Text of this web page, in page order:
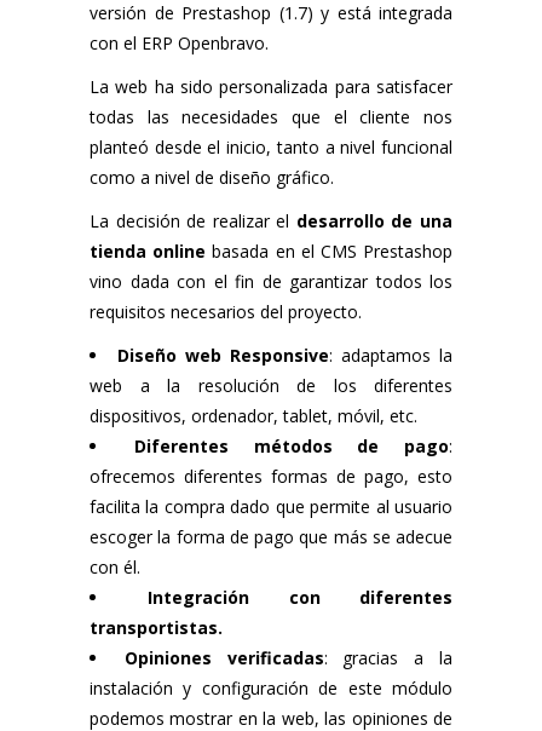
versión de Prestashop (1.7) y está integrada
con el ERP Openbravo.
La web ha sido personalizada para satisfacer
todas las necesidades que el cliente nos
planteó desde el inicio, tanto a nivel funcional
como a nivel de diseño gráfico.
La decisión de realizar el desarrollo de una
tienda online basada en el CMS Prestashop
vino dada con el fin de garantizar todos los
requisitos necesarios del proyecto.
Diseño web Responsive: adaptamos la
web a la resolución de los diferentes
dispositivos, ordenador, tablet, móvil, etc.
Diferentes métodos de pago:
ofrecemos diferentes formas de pago, esto
facilita la compra dado que permite al usuario
escoger la forma de pago que más se adecue
con él.
Integración con diferentes
transportistas.
Opiniones verificadas: gracias a la
instalación y configuración de este módulo
podemos mostrar en la web, las opiniones de